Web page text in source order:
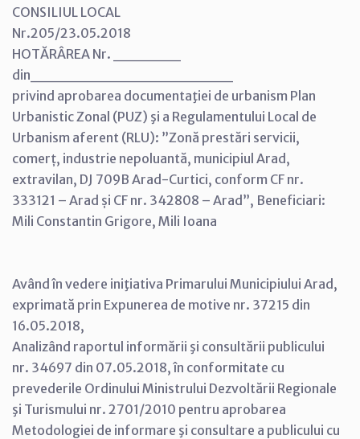
CONSILIUL LOCAL
Nr.205/23.05.2018
HOTĂRÂREA Nr. ______
din__________________
privind aprobarea documentaţiei de urbanism Plan
Urbanistic Zonal (PUZ) şi a Regulamentului Local de
Urbanism aferent (RLU): ”Zonă prestări servicii,
comerț, industrie nepoluantă, municipiul Arad,
extravilan, DJ 709B Arad-Curtici, conform CF nr.
333121 – Arad și CF nr. 342808 – Arad”, Beneficiari:
Mili Constantin Grigore, Mili Ioana
Având în vedere iniţiativa Primarului Municipiului Arad,
exprimată prin Expunerea de motive nr. 37215 din
16.05.2018,
Analizând raportul informării şi consultării publicului
nr. 34697 din 07.05.2018, în conformitate cu
prevederile Ordinului Ministrului Dezvoltării Regionale
şi Turismului nr. 2701/2010 pentru aprobarea
Metodologiei de informare şi consultare a publicului cu